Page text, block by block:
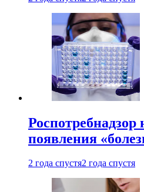
появления
2 года спустя2 года спустя